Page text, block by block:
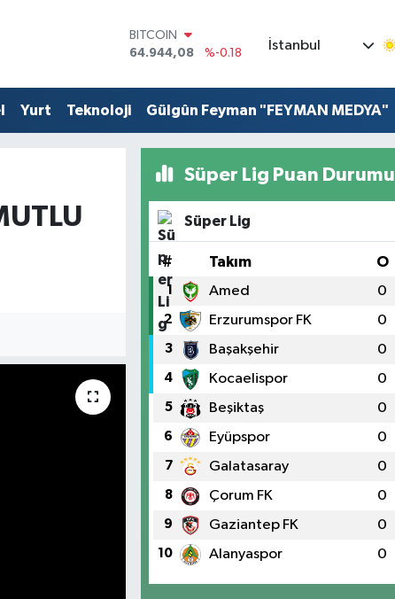
DOLAR
47,7436
%0.18
55,2510
%0.32
STERLİN
BİST100
İstanbul
Yurt Teknoloji Gülgûn Feyman "FEYMAN MEDYA"
Süper Lig Puan Durumu
Süper Lig
# Takım O
1 Amed 0
2 Erzurumspor FK 0
3 Başakşehir 0
4 Kocaelispor 0
5 Beşiktaş 0
6 Eyüpspor 0
7 Galatasaray 0
8 Çorum FK 0
9 Gaziantep FK 0
10 Alanyaspor 0